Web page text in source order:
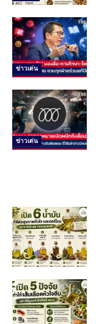
ข่าวเด่น
ข่าวเด่น